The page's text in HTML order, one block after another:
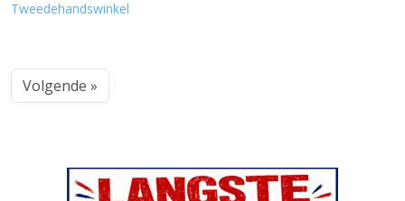
Tweedehandswinkel
Volgende »